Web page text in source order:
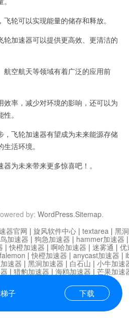
轮可以实现能量的储存和释放。
加速器可以提供更高效、更清洁的
空航天等领域有着广泛的应用前
率，减少对环境的影响，还可以为
。
飞轮加速器有望成为未来能源存储
活环境。
为未来带来更多惊喜吧！。
by: WordPress.Sitemap.
子 下载
器官网 | 旋风软件中心 | textarea | 黑
加速器 | 狗急加速器 | hammer加速器
|快橙加速器 | 啊哈加速器 | 迷雾通 | 优
falemon |快橙加速器 | anycast加速器 |
速器 | 黑洞加速器 | 白石山 | 小牛加速
| 猎豹加速器 | 海鸥加速器 | 芒果加速